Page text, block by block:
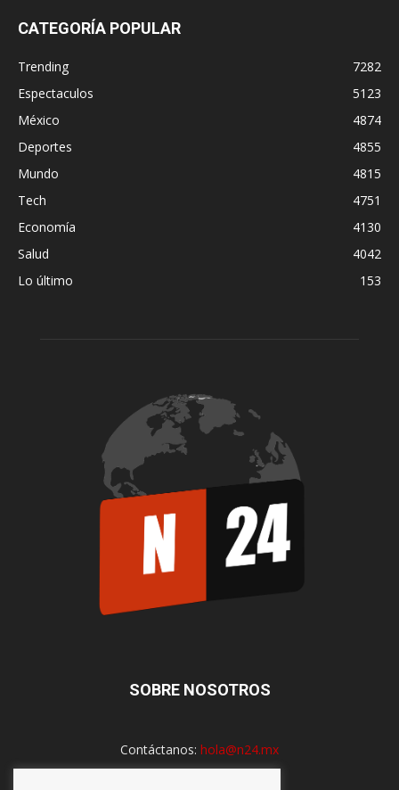
CATEGORÍA POPULAR
Trending
7282
Espectaculos
5123
México
4874
Deportes
4855
Mundo
4815
Tech
4751
Economía
4130
Salud
4042
Lo último
153
SOBRE NOSOTROS
Contáctanos: hola@n24.mx